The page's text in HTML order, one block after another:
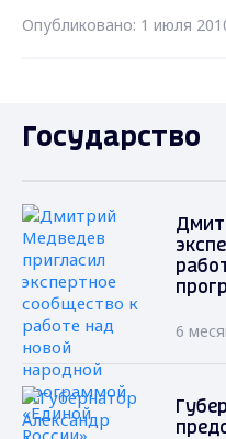
Опубликовано: 1 июля
Государство
6